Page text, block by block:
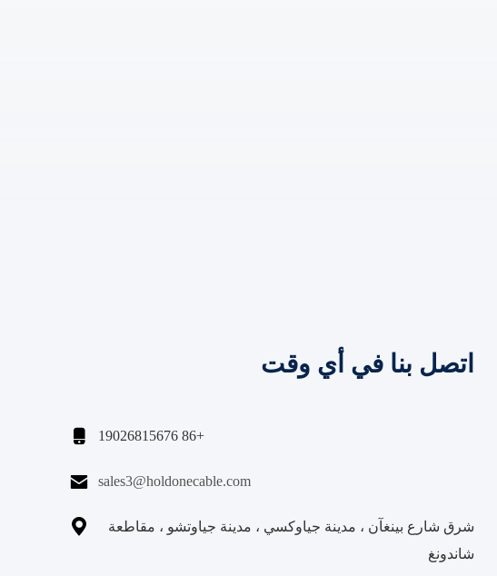
اتصل بنا في أي وقت
 +86 19026815676
 sales3@holdonecable.com

شرق شارع بينغآن ، مدينة جياوكسي ، مدينة جياوتشو ، مقاطعة
شاندونغ